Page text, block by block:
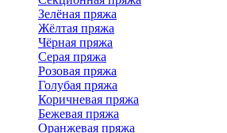
Зелёная пряжа
Жёлтая пряжа
Чёрная пряжа
Серая пряжа
Розовая пряжа
Голубая пряжа
Коричневая пряжа
Бежевая пряжа
Оранжевая пряжа